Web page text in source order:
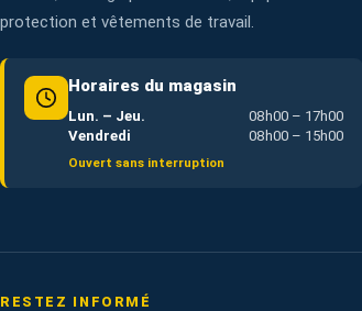
protection et vêtements de travail.
Horaires du magasin
Lun. – Jeu.
08h00 – 17h00
Vendredi
08h00 – 15h00
Ouvert sans interruption
RESTEZ INFORMÉ